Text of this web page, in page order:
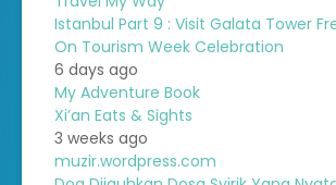
Istanbul Part 9 : Visit Galata Tower
On Tourism Week Celebration
6 days ago
My Adventure Book
Xi’an Eats & Sights
3 weeks ago
muzir.wordpress.com